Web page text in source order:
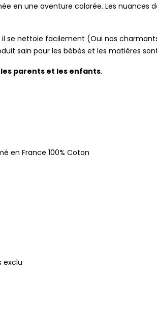
en une aventure colorée. Les nuances
se nettoie facilement (Oui nos
sain pour les bébés et les matières
parents et les enfants.
en France 100% Coton
exclu